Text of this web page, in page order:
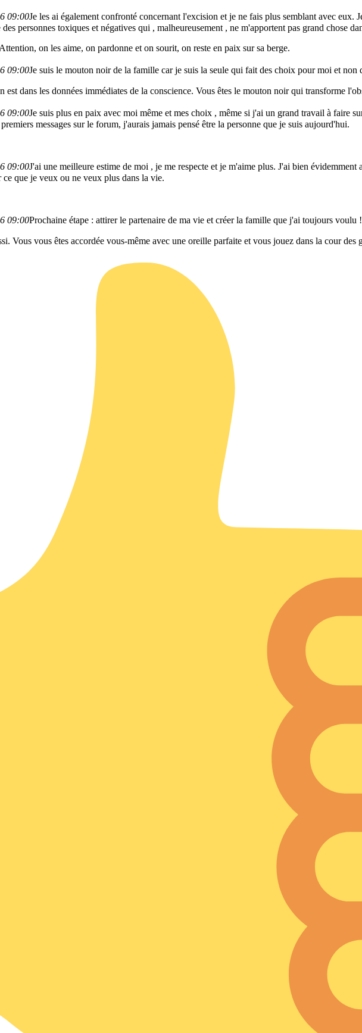
09:00Je les ai également confronté concernant l'excision et je ne fais plus semblant avec eux.
personnes toxiques et négatives qui , malheureusement , ne m'apportent pas grand chose
on les aime, on pardonne et on sourit, on reste en paix sur sa berge.
09:00Je suis le mouton noir de la famille car je suis la seule qui fait des choix pour moi et non
dans les données immédiates de la conscience. Vous êtes le mouton noir qui transforme
09:00Je suis plus en paix avec moi même et mes choix , même si j'ai un grand travail à faire
messages sur le forum, j'aurais jamais pensé être la personne que je suis aujourd'hui.
09:00J'ai une meilleure estime de moi , je me respecte et je m'aime plus. J'ai bien
ce que je veux ou ne veux plus dans la vie.
09:00Prochaine étape : attirer le partenaire de ma vie et créer la famille que j'ai toujours voulu !
Vous vous êtes accordée vous-même avec une oreille parfaite et vous jouez dans la cour des